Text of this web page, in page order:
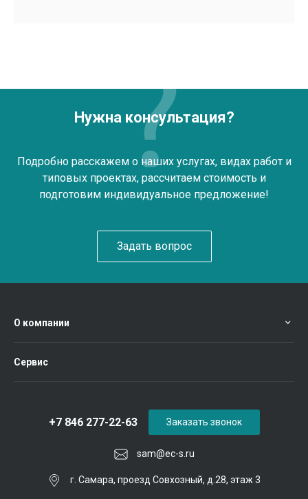
Нужна консультация?
Подробно расскажем о наших услугах, видах работ и
типовых проектах, рассчитаем стоимость и
подготовим индивидуальное предложение!
Задать вопрос
О компании
Сервис
sam@ec-s.ru
+7 846 277-22-63
г. Самара, проезд Совхозный, д.28, этаж 3
Заказать звонок